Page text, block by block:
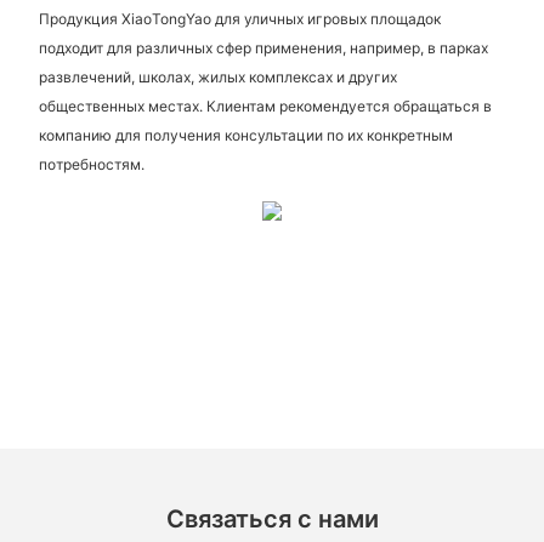
Продукция XiaoTongYao для уличных игровых площадок
подходит для различных сфер применения, например, в парках
развлечений, школах, жилых комплексах и других
общественных местах. Клиентам рекомендуется обращаться в
компанию для получения консультации по их конкретным
потребностям.
Связаться с нами